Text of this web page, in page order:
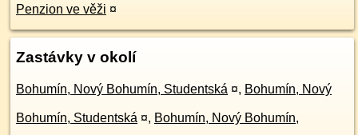
Penzion ve věži ¤
Zastávky v okolí
Bohumín, Nový Bohumín, Studentská ¤, Bohumín, Nový
Bohumín, Studentská ¤, Bohumín, Nový Bohumín,